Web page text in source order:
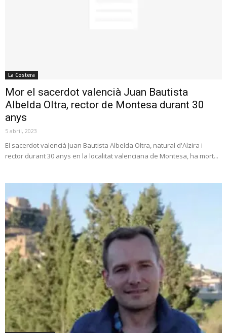
La Costera
Mor el sacerdot valencià Juan Bautista
Albelda Oltra, rector de Montesa durant 30
anys
5 abril, 2023
El sacerdot valencià Juan Bautista Albelda Oltra, natural d'Alzira i
rector durant 30 anys en la localitat valenciana de Montesa, ha mort...